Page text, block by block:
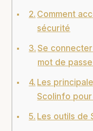
Comment
sécurité
Se
mot de
Les
Scolinfo
Les outils de